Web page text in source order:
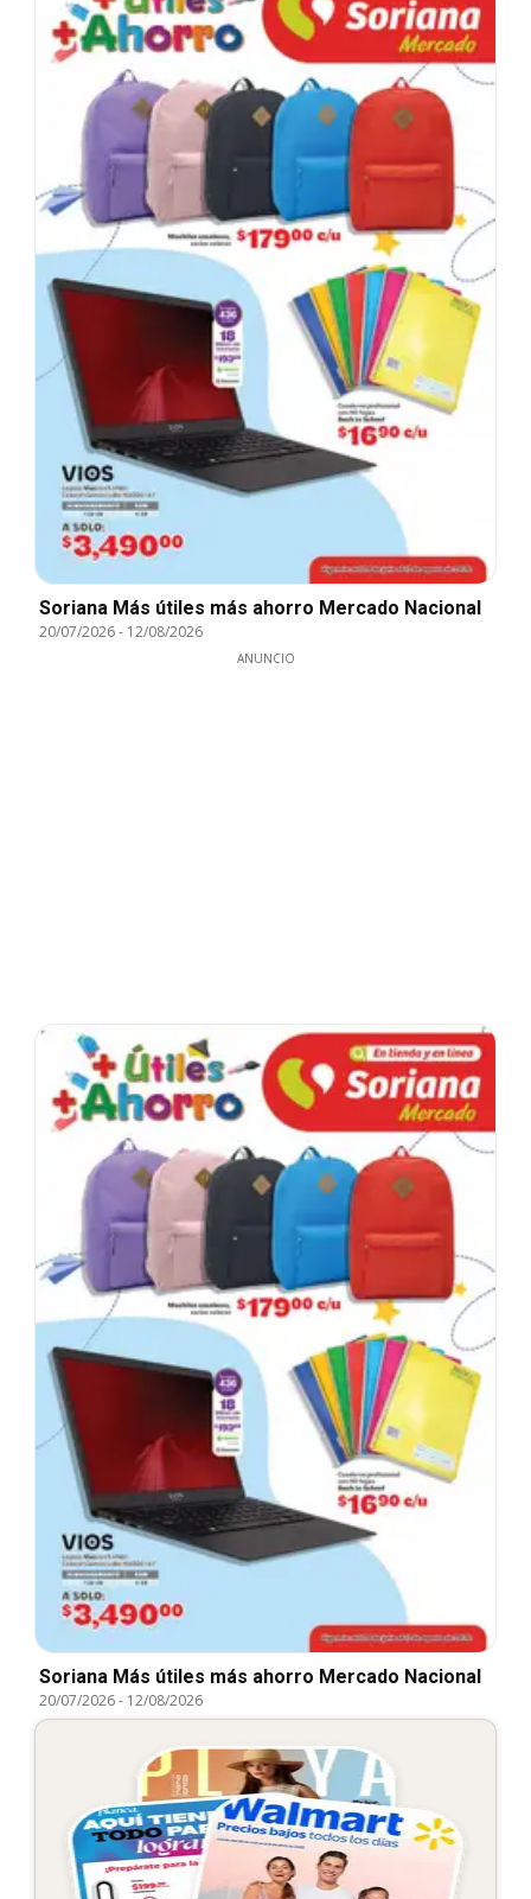
Soriana Más útiles más ahorro Mercado Nacional
20/07/2026- 12/08/2026
ANUNCIO
Soriana Más útiles más ahorro Mercado Nacional
20/07/2026- 12/08/2026